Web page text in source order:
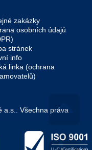
zakázky
osobních údajů
stránek
info
linka (ochrana
a.s.. Všechna práva
Go